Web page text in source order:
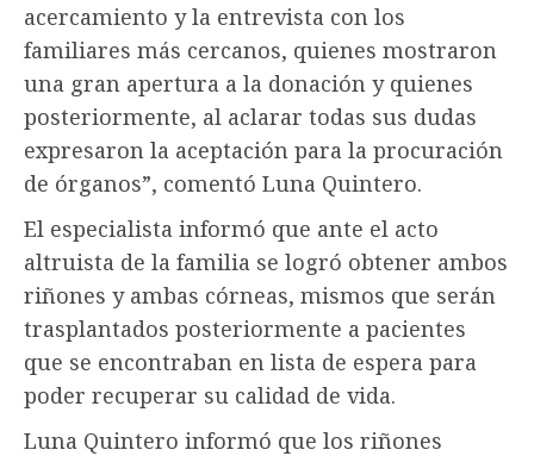
acercamiento y la entrevista con los
familiares más cercanos, quienes mostraron
una gran apertura a la donación y quienes
posteriormente, al aclarar todas sus dudas
expresaron la aceptación para la procuración
de órganos”, comentó Luna Quintero.
El especialista informó que ante el acto
altruista de la familia se logró obtener ambos
riñones y ambas córneas, mismos que serán
trasplantados posteriormente a pacientes
que se encontraban en lista de espera para
poder recuperar su calidad de vida.
Luna Quintero informó que los riñones